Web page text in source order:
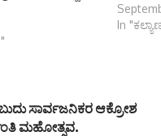
In
ಸಾರ್ವಜನಿಕರ ಆಕ್ರೋಶ
ಮಹೋತ್ಸವ.